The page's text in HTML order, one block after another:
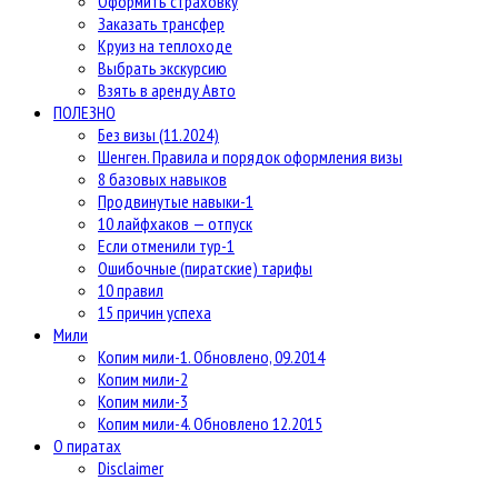
Заказать трансфер
Круиз на теплоходе
Выбрать экскурсию
Взять в аренду Авто
ПОЛЕЗНО
Без визы (11.2024)
Шенген. Правила и порядок оформления визы
8 базовых навыков
Продвинутые навыки-1
10 лайфхаков — отпуск
Если отменили тур-1
Ошибочные (пиратские) тарифы
10 правил
15 причин успеха
Мили
Копим мили-1. Обновлено, 09.2014
Копим мили-2
Копим мили-3
Копим мили-4. Обновлено 12.2015
О пиратах
Disclaimer